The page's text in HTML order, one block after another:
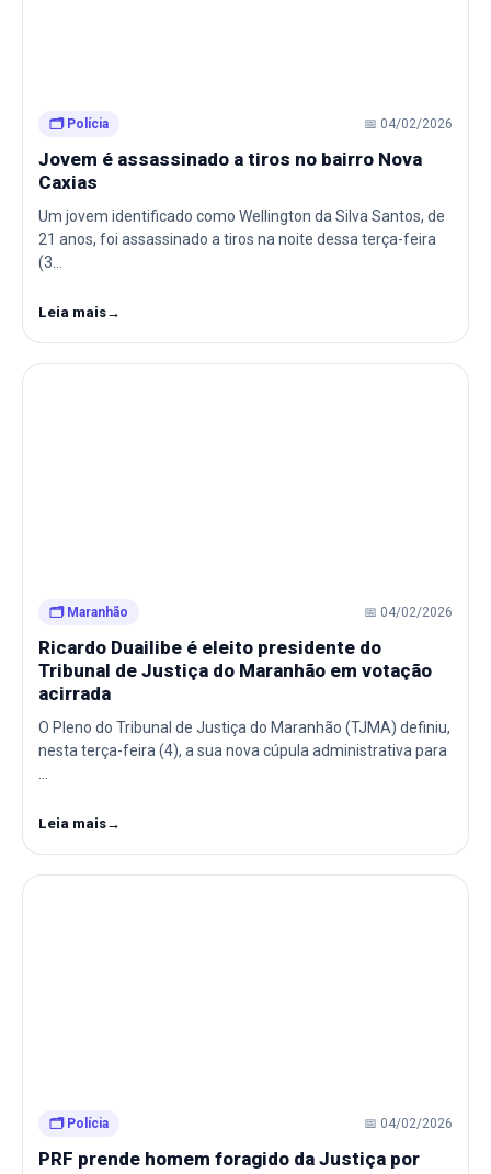
🗂️ Polícia 📅 04/02/2026
Jovem é assassinado a tiros no bairro Nova
Caxias
Um jovem identificado como Wellington da Silva Santos, de
21 anos, foi assassinado a tiros na noite dessa terça-feira
(3…
Leia mais→
🗂️ Maranhão 📅 04/02/2026
Ricardo Duailibe é eleito presidente do
Tribunal de Justiça do Maranhão em votação
acirrada
O Pleno do Tribunal de Justiça do Maranhão (TJMA) definiu,
nesta terça-feira (4), a sua nova cúpula administrativa para
Leia mais→
🗂️ Polícia 📅 04/02/2026
PRF prende homem foragido da Justiça por